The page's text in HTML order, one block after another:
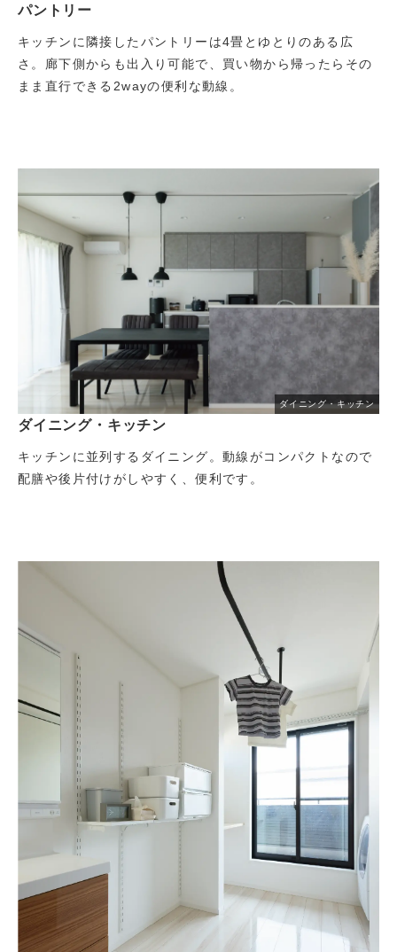
パントリー
キッチンに隣接したパントリーは4畳とゆとりのある広
さ。廊下側からも出入り可能で、買い物から帰ったらその
まま直行できる2wayの便利な動線。
ダイニング・キッチン
ダイニング・キッチン
キッチンに並列するダイニング。動線がコンパクトなので
配膳や後片付けがしやすく、便利です。